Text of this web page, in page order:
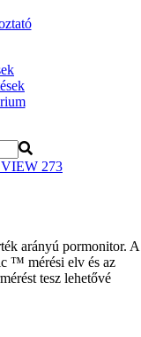
273
arányú pormonitor. A
™ mérési elv és az
tesz lehetővé